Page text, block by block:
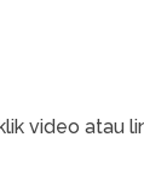
video atau